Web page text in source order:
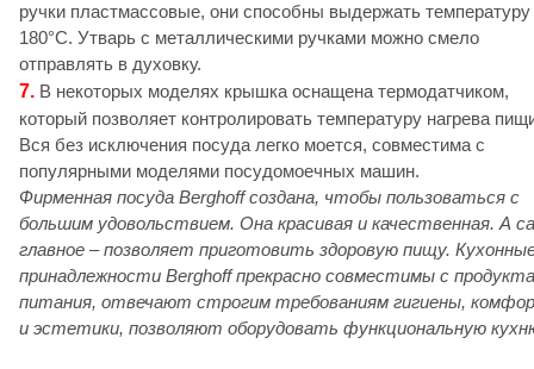
ручки пластмассовые, они способны выдержать
180°С. Утварь с металлическими ручками можно смело
отправлять в духовку.
7. В некоторых моделях крышка оснащена термодатчиком,
который позволяет контролировать температуру нагрева
Вся без исключения посуда легко моется, совместима с
популярными моделями посудомоечных машин.
Фирменная посуда Berghoff создана, чтобы пользоваться с
большим удовольствием. Она красивая и качественная. А
главное – позволяет приготовить здоровую пищу.
принадлежности Berghoff прекрасно совместимы с
питания, отвечают строгим требованиям гигиены,
и эстетики, позволяют оборудовать функциональную